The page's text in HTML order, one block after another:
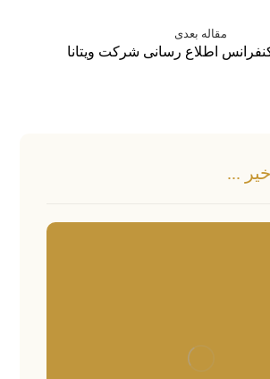
مقاله بعدی
اطلاع رسانی شرکت ویتانا
...